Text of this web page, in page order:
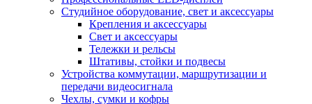
Студийное оборудование, свет и аксессуары
Крепления и аксессуары
Свет и аксессуары
Тележки и рельсы
Штативы, стойки и подвесы
Устройства коммутации, маршрутизации и
передачи видеосигнала
Чехлы, сумки и кофры